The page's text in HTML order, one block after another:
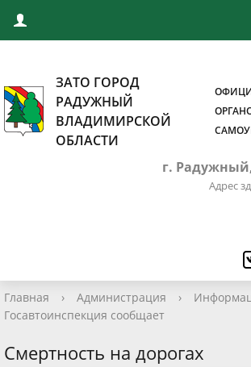
ЗАТО ГОРОД
РАДУЖНЫЙ
ВЛАДИМИРСКОЙ
ОБЛАСТИ
г.
Адрес
Главная › Администрация ›
Госавтоинспекция сообщает
Смертность на дорогах